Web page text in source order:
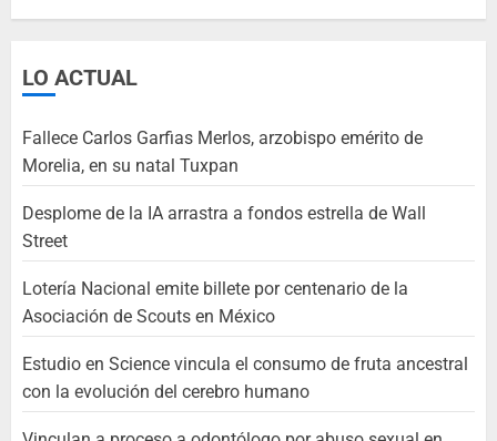
LO ACTUAL
Fallece Carlos Garfias Merlos, arzobispo emérito de
Morelia, en su natal Tuxpan
Desplome de la IA arrastra a fondos estrella de Wall
Street
Lotería Nacional emite billete por centenario de la
Asociación de Scouts en México
Estudio en Science vincula el consumo de fruta ancestral
con la evolución del cerebro humano